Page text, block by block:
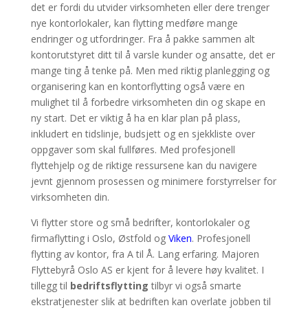
det er fordi du utvider virksomheten eller dere trenger
nye kontorlokaler, kan flytting medføre mange
endringer og utfordringer. Fra å pakke sammen alt
kontorutstyret ditt til å varsle kunder og ansatte, det er
mange ting å tenke på. Men med riktig planlegging og
organisering kan en kontorflytting også være en
mulighet til å forbedre virksomheten din og skape en
ny start. Det er viktig å ha en klar plan på plass,
inkludert en tidslinje, budsjett og en sjekkliste over
oppgaver som skal fullføres. Med profesjonell
flyttehjelp og de riktige ressursene kan du navigere
jevnt gjennom prosessen og minimere forstyrrelser for
virksomheten din.
Vi flytter store og små bedrifter, kontorlokaler og
firmaflytting i Oslo, Østfold og Viken. Profesjonell
flytting av kontor, fra A til Å. Lang erfaring. Majoren
Flyttebyrå Oslo AS er kjent for å levere høy kvalitet. I
tillegg til bedriftsflytting tilbyr vi også smarte
ekstratjenester slik at bedriften kan overlate jobben til